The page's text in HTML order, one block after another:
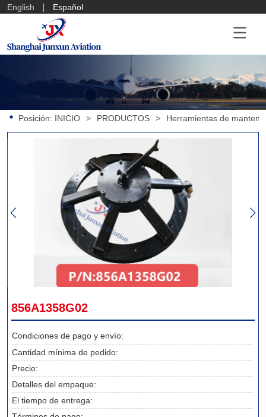
English Español
Posición: INICIO > PRODUCTOS > Herramientas de
856A1358G02
Condiciones de pago y envío:
Cantidad mínima de pedido:
Precio:
Detalles del empaque:
El tiempo de entrega: